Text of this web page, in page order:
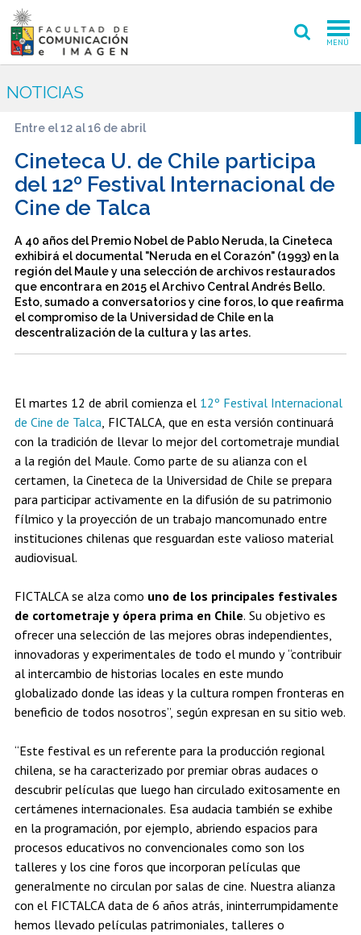
MENÚ
POSTGRADO
INVESTIGACIÓN CREACIÓN
INTERNACIONAL
ADMISIÓN
PERIODISMO CINE Y TV
NOTICIAS
Entre el 12 al 16 de abril
Cineteca U. de Chile participa
del 12º Festival Internacional de
Cine de Talca
A 40 años del Premio Nobel de Pablo Neruda, la Cineteca
exhibirá el documental "Neruda en el Corazón" (1993) en la
región del Maule y una selección de archivos restaurados
que encontrara en 2015 el Archivo Central Andrés Bello.
Esto, sumado a conversatorios y cine foros, lo que reafirma
el compromiso de la Universidad de Chile en la
descentralización de la cultura y las artes.
El martes 12 de abril comienza el 12º Festival Internacional
de Cine de Talca, FICTALCA, que en esta versión continuará
con la tradición de llevar lo mejor del cortometraje mundial
a la región del Maule. Como parte de su alianza con el
certamen, la Cineteca de la Universidad de Chile se prepara
para participar activamente en la difusión de su patrimonio
fílmico y la proyección de un trabajo mancomunado entre
instituciones chilenas que resguardan este valioso material
audiovisual.
FICTALCA se alza como uno de los principales festivales
de cortometraje y ópera prima en Chile. Su objetivo es
ofrecer una selección de las mejores obras independientes,
innovadoras y experimentales de todo el mundo y “contribuir
al intercambio de historias locales en este mundo
globalizado donde las ideas y la cultura rompen fronteras en
beneficio de todos nosotros”, según expresan en su sitio web.
“Este festival es un referente para la producción regional
chilena, se ha caracterizado por premiar obras audaces o
descubrir películas que luego han circulado exitosamente en
certámenes internacionales. Esa audacia también se exhibe
en la programación, por ejemplo, abriendo espacios para
procesos educativos no convencionales como son los
talleres y los cine foros que incorporan películas que
generalmente no circulan por salas de cine. Nuestra alianza
con el FICTALCA data de 6 años atrás, ininterrumpidamente
hemos llevado películas patrimoniales, talleres o